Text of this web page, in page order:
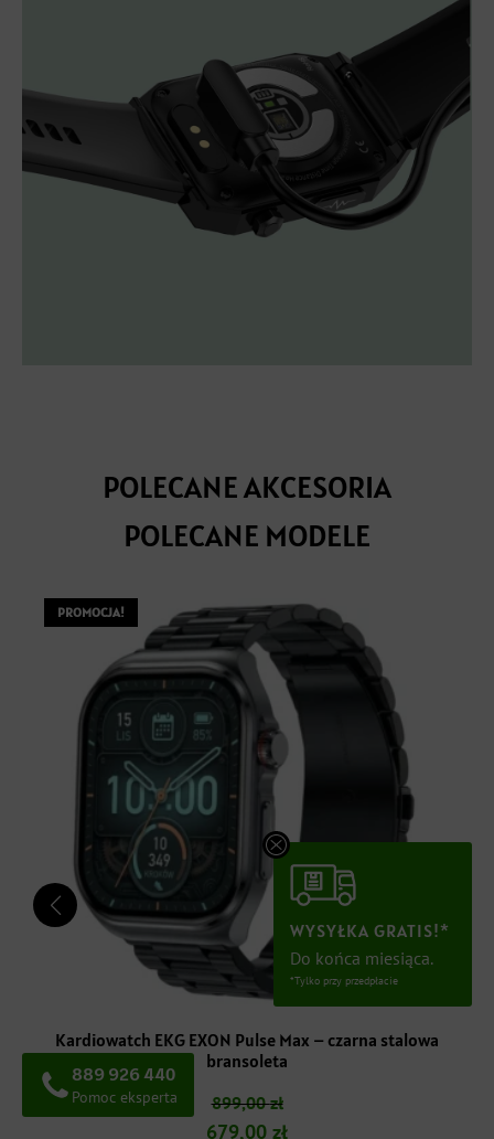
POLECANE AKCESORIA
POLECANE MODELE
PROMOCJA!
Kardiowatch EKG EXON Pulse Max – czarna stalowa
bransoleta
899,00zł
679,00 zł
WYSYŁKA GRATIS!*
Do końca miesiąca.
*Tylko przy przedpłacie
889 926 440
Pomoc eksperta